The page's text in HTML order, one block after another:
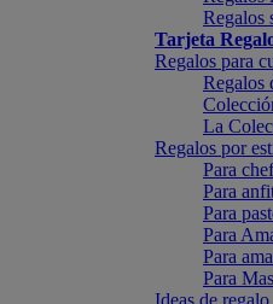
Regalos
Tarjeta
Regalos para
Regalos
La
Regalos por
Para
Para
Para
Para
Para
Para
Ideas de regalo